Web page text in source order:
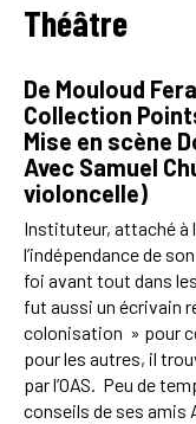
Théâtre
De Mouloud
Collection
Mise en scène
Avec Samuel
violoncelle)
Instituteur, attaché à
l’indépendance de
foi avant tout dans
fut aussi un écrivain
colonisation » pour
pour les autres, il
par l’OAS. Peu de
conseils de ses amis